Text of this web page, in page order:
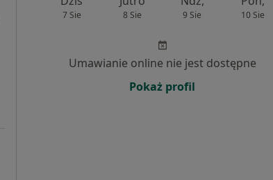
7 Sie 8 Sie 9 Sie 10 Sie
Umawianie online nie jest dostępne
Pokaż profil